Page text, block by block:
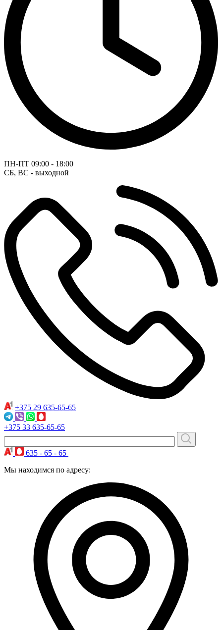
ПН-ПТ 09:00 - 18:00
СБ, ВС - выходной
+375 29 635-65-65
+375 33 635-65-65
635 - 65 - 65
Мы находимся по адресу: